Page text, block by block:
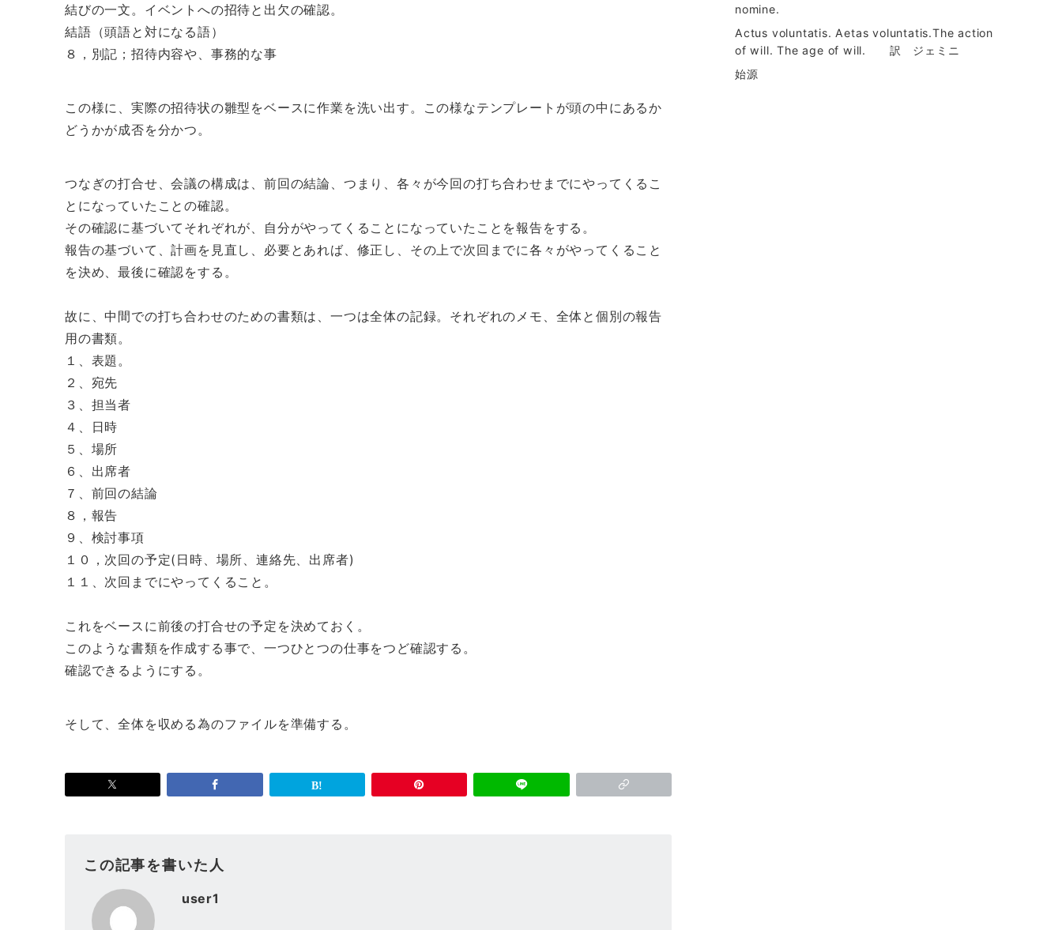
結びの一文。イベントへの招待と出欠の確認。
結語（頭語と対になる語）
８，別記；招待内容や、事務的な事
この様に、実際の招待状の雛型をベースに作業を洗い出す。この様なテンプレートが頭の中にあるか
どうかが成否を分かつ。
つなぎの打合せ、会議の構成は、前回の結論、つまり、各々が今回の打ち合わせまでにやってくるこ
とになっていたことの確認。
その確認に基づいてそれぞれが、自分がやってくることになっていたことを報告をする。
報告の基づいて、計画を見直し、必要とあれば、修正し、その上で次回までに各々がやってくること
を決め、最後に確認をする。
故に、中間での打ち合わせのための書類は、一つは全体の記録。それぞれのメモ、全体と個別の報告
用の書類。
１、表題。
２、宛先
３、担当者
４、日時
５、場所
６、出席者
７、前回の結論
８，報告
９、検討事項
１０，次回の予定(日時、場所、連絡先、出席者)
１１、次回までにやってくること。
これをベースに前後の打合せの予定を決めておく。
このような書類を作成する事で、一つひとつの仕事をつど確認する。
確認できるようにする。
そして、全体を収める為のファイルを準備する。
この記事を書いた人
user1
nomine.
Actus voluntatis. Aetas voluntatis.The action
of will. The age of will. 訳 ジェミニ
始源